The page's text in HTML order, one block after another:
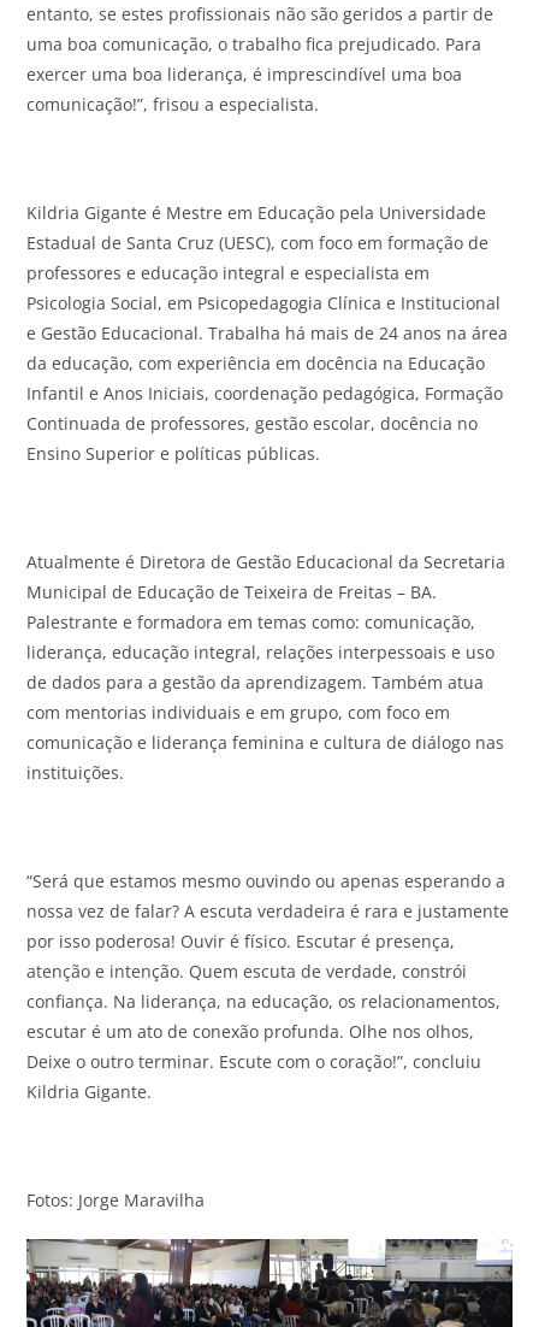
entanto, se estes profissionais não são geridos a partir de
uma boa comunicação, o trabalho fica prejudicado. Para
exercer uma boa liderança, é imprescindível uma boa
comunicação!”, frisou a especialista.
Kildria Gigante é Mestre em Educação pela Universidade
Estadual de Santa Cruz (UESC), com foco em formação de
professores e educação integral e especialista em
Psicologia Social, em Psicopedagogia Clínica e Institucional
e Gestão Educacional. Trabalha há mais de 24 anos na área
da educação, com experiência em docência na Educação
Infantil e Anos Iniciais, coordenação pedagógica, Formação
Continuada de professores, gestão escolar, docência no
Ensino Superior e políticas públicas.
Atualmente é Diretora de Gestão Educacional da Secretaria
Municipal de Educação de Teixeira de Freitas – BA.
Palestrante e formadora em temas como: comunicação,
liderança, educação integral, relações interpessoais e uso
de dados para a gestão da aprendizagem. Também atua
com mentorias individuais e em grupo, com foco em
comunicação e liderança feminina e cultura de diálogo nas
instituições.
“Será que estamos mesmo ouvindo ou apenas esperando a
nossa vez de falar? A escuta verdadeira é rara e justamente
por isso poderosa! Ouvir é físico. Escutar é presença,
atenção e intenção. Quem escuta de verdade, constrói
confiança. Na liderança, na educação, os relacionamentos,
escutar é um ato de conexão profunda. Olhe nos olhos,
Deixe o outro terminar. Escute com o coração!”, concluiu
Kildria Gigante.
Fotos: Jorge Maravilha